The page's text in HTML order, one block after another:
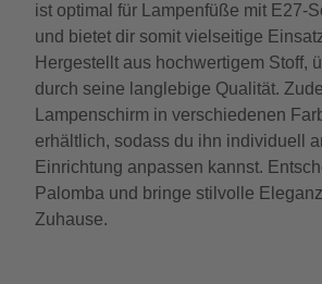
ist optimal für Lampenfüße mit E27-
und bietet dir somit vielseitige
Hergestellt aus hochwertigem Stoff,
durch seine langlebige Qualität.
Lampenschirm in verschiedenen
erhältlich, sodass du ihn individuell
Einrichtung anpassen kannst.
Palomba und bringe stilvolle
Zuhause.